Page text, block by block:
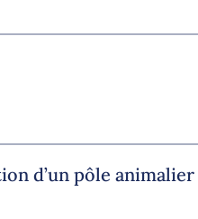
d’un pôle